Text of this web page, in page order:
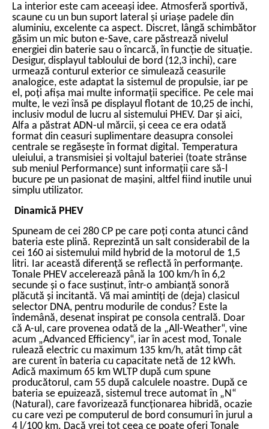
La interior este cam aceeași idee. Atmosferă sportivă,
scaune cu un bun suport lateral și uriașe padele din
aluminiu, excelente ca aspect. Discret, lângă schimbător
găsim un mic buton e-Save, care păstrează nivelul
energiei din baterie sau o încarcă, în funcție de situație.
Desigur, displayul tabloului de bord (12,3 inchi), care
urmează conturul exterior ce simulează ceasurile
analogice, este adaptat la sistemul de propulsie, iar pe
el, poți afișa mai multe informații specifice. Pe cele mai
multe, le vezi însă pe displayul flotant de 10,25 de inchi,
inclusiv modul de lucru al sistemului PHEV. Dar și aici,
Alfa a păstrat ADN-ul mărcii, și ceea ce era odată
format din ceasuri suplimentare deasupra consolei
centrale se regăsește în format digital. Temperatura
uleiului, a transmisiei și voltajul bateriei (toate strânse
sub meniul Performance) sunt informații care să-l
bucure pe un pasionat de mașini, altfel fiind inutile unui
simplu utilizator.
Dinamică PHEV
Spuneam de cei 280 CP pe care poți conta atunci când
bateria este plină. Reprezintă un salt considerabil de la
cei 160 ai sistemului mild hybrid de la motorul de 1,5
litri. Iar această diferență se reflectă în performanțe.
Tonale PHEV accelerează până la 100 km/h în 6,2
secunde și o face susținut, într-o ambianță sonoră
plăcută și incitantă. Vă mai amintiți de (deja) clasicul
selector DNA, pentru modurile de condus? Este la
îndemână, desenat inspirat pe consola centrală. Doar
că A-ul, care provenea odată de la „All-Weather“, vine
acum „Advanced Efficiency“, iar în acest mod, Tonale
rulează electric cu maximum 135 km/h, atât timp cât
are curent în bateria cu capacitate netă de 12 kWh.
Adică maximum 65 km WLTP după cum spune
producătorul, cam 55 după calculele noastre. După ce
bateria se epuizează, sistemul trece automat în „N“
(Natural), care favorizează funcționarea hibridă, ocazie
cu care vezi pe computerul de bord consumuri în jurul a
4 l/100 km. Dacă vrei tot ceea ce poate oferi Tonale